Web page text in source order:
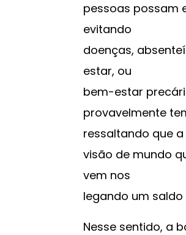
pessoas possam
evitando
doenças,
estar, ou
bem-estar
provavelmente
ressaltando que a
visão de mundo
vem nos
legando um
Nesse sentido, a